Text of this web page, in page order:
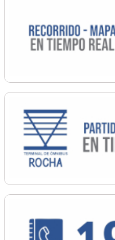
Ordenamiento
Promoción Social
Salud
Secretaría General